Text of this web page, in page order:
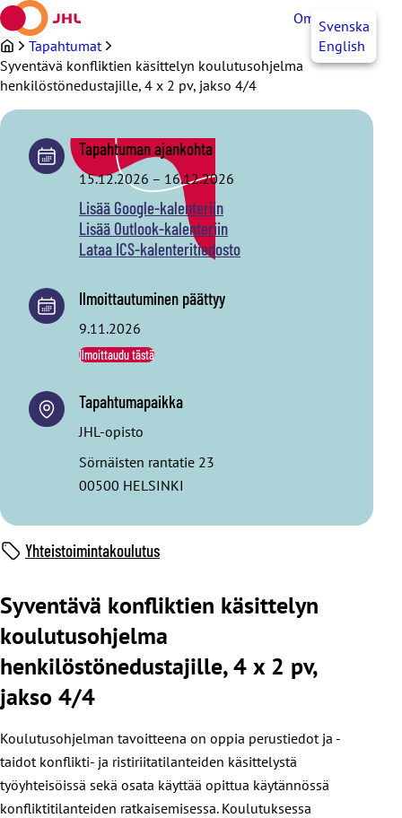
Siirry
sisältöön
OmaJHLSvenska
English
Tapahtumat
Syventävä konfliktien käsittelyn koulutusohjelma
henkilöstönedustajille, 4 x 2 pv, jakso 4/4
Syventävä konfliktien käsittelyn
koulutusohjelma
henkilöstönedustajille, 4 x 2 pv,
jakso 4/4
Koulutusohjelman tavoitteena on oppia perustiedot ja -
taidot konflikti- ja ristiriitatilanteiden käsittelystä
työyhteisöissä sekä osata käyttää opittua käytännössä
konfliktitilanteiden ratkaisemisessa. Koulutuksessa
Tapahtuman ajankohta
15.12.2026 – 16.12.2026
Lisää Google-kalenteriin
Lisää Outlook-kalenteriin
Lataa ICS-kalenteritiedosto
Ilmoittautuminen päättyy
9.11.2026
Ilmoittaudu tästä
Tapahtumapaikka
JHL-opisto
Sörnäisten rantatie 23
00500 HELSINKI
Yhteistoimintakoulutus